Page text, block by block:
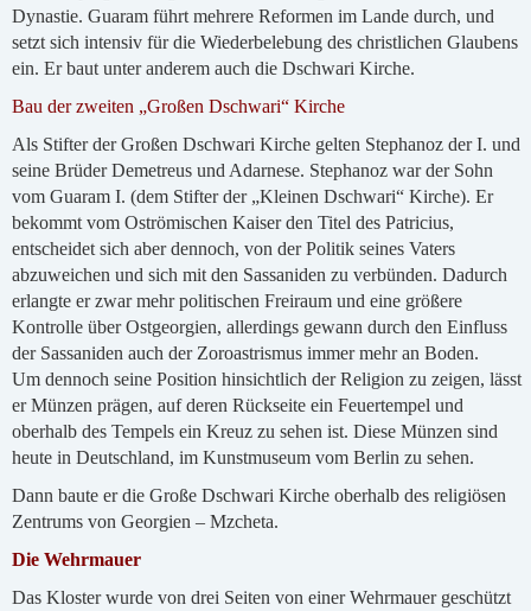
Dynastie. Guaram führt mehrere Reformen im Lande durch, und
setzt sich intensiv für die Wiederbelebung des christlichen Glaubens
ein. Er baut unter anderem auch die Dschwari Kirche.
Bau der zweiten „Großen Dschwari“ Kirche
Als Stifter der Großen Dschwari Kirche gelten Stephanoz der I. und
seine Brüder Demetreus und Adarnese. Stephanoz war der Sohn
vom Guaram I. (dem Stifter der „Kleinen Dschwari“ Kirche). Er
bekommt vom Oströmischen Kaiser den Titel des Patricius,
entscheidet sich aber dennoch, von der Politik seines Vaters
abzuweichen und sich mit den Sassaniden zu verbünden. Dadurch
erlangte er zwar mehr politischen Freiraum und eine größere
Kontrolle über Ostgeorgien, allerdings gewann durch den Einfluss
der Sassaniden auch der Zoroastrismus immer mehr an Boden.
Um dennoch seine Position hinsichtlich der Religion zu zeigen, lässt
er Münzen prägen, auf deren Rückseite ein Feuertempel und
oberhalb des Tempels ein Kreuz zu sehen ist. Diese Münzen sind
heute in Deutschland, im Kunstmuseum vom Berlin zu sehen.
Dann baute er die Große Dschwari Kirche oberhalb des religiösen
Zentrums von Georgien – Mzcheta.
Die Wehrmauer
Das Kloster wurde von drei Seiten von einer Wehrmauer geschützt